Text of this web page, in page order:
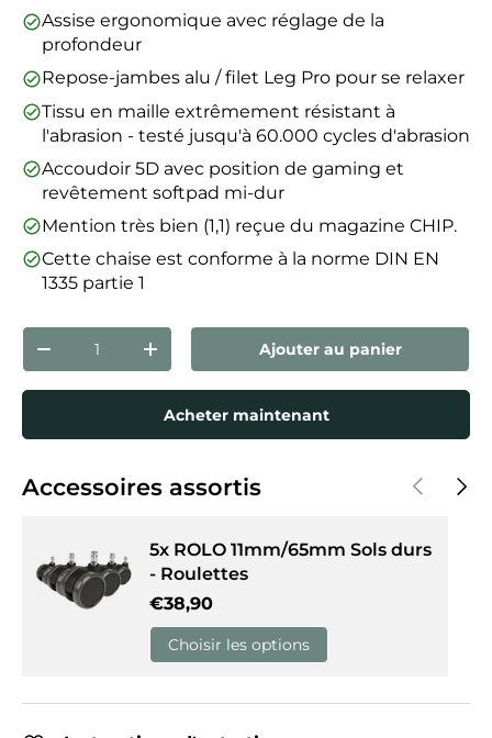
Assise ergonomique avec réglage de la
profondeur
Repose-jambes alu / filet Leg Pro pour se relaxer
Tissu en maille extrêmement résistant à
l'abrasion - testé jusqu'à 60.000 cycles d'abrasion
Accoudoir 5D avec position de gaming et
revêtement softpad mi-dur
Mention très bien (1,1) reçue du magazine CHIP.
Cette chaise est conforme à la norme DIN EN
1335 partie 1
Qté
Diminuer la quantitéAugmenter la quantité
Ajouter au panier
Acheter maintenant
Accessoires assortis Précédent
5x ROLO 11mm/65mm Sols durs
- Roulettes
Prix habituel
€38,90
Choisir les options